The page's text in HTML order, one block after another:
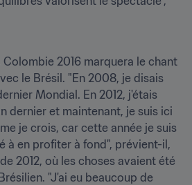
2016 marquera le chant
le Brésil. "En 2008, je disais
Mondial. En 2012, j'étais
dernier et maintenant, je suis ici
je crois, car cette année je suis
à en profiter à fond", prévient-il,
2012, où les choses avaient été
"J'ai eu beaucoup de